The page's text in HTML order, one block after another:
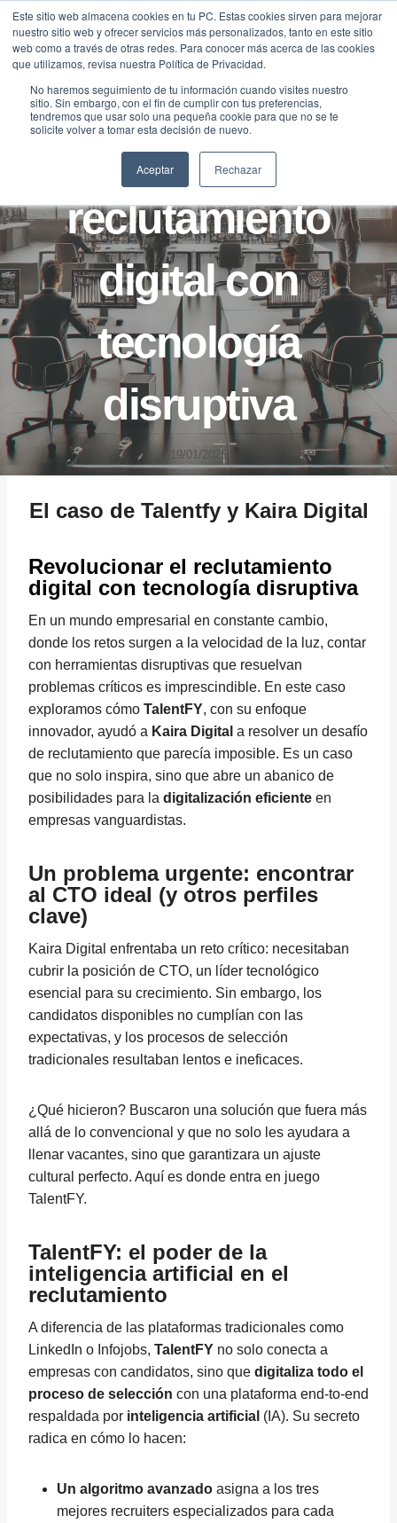
Este sitio web almacena cookies en tu PC. Estas cookies sirven para mejorar
nuestro sitio web y ofrecer servicios más personalizados, tanto en este sitio
web como a través de otras redes. Para conocer más acerca de las cookies
que utilizamos, revisa nuestra Política de Privacidad.
No haremos seguimiento de tu información cuando visites nuestro
sitio. Sin embargo, con el fin de cumplir con tus preferencias,
tendremos que usar solo una pequeña cookie para que no se te
solicite volver a tomar esta decisión de nuevo.
Aceptar Rechazar
Saltar
contenido
CASOS
Revolucionar el
reclutamiento
digital con
tecnología
disruptiva
19/01/2025
El caso de Talentfy y Kaira Digital
Revolucionar el reclutamiento
digital con tecnología disruptiva
En un mundo empresarial en constante cambio,
donde los retos surgen a la velocidad de la luz, contar
con herramientas disruptivas que resuelvan
problemas críticos es imprescindible. En este caso
exploramos cómo TalentFY, con su enfoque
innovador, ayudó a Kaira Digital a resolver un desafío
de reclutamiento que parecía imposible. Es un caso
que no solo inspira, sino que abre un abanico de
posibilidades para la digitalización eficiente en
empresas vanguardistas.
Un problema urgente: encontrar
al CTO ideal (y otros perfiles
clave)
Kaira Digital enfrentaba un reto crítico: necesitaban
cubrir la posición de CTO, un líder tecnológico
esencial para su crecimiento. Sin embargo, los
candidatos disponibles no cumplían con las
expectativas, y los procesos de selección
tradicionales resultaban lentos e ineficaces.
¿Qué hicieron? Buscaron una solución que fuera más
allá de lo convencional y que no solo les ayudara a
llenar vacantes, sino que garantizara un ajuste
cultural perfecto. Aquí es donde entra en juego
TalentFY.
TalentFY: el poder de la
inteligencia artificial en el
reclutamiento
A diferencia de las plataformas tradicionales como
LinkedIn o Infojobs, TalentFY no solo conecta a
empresas con candidatos, sino que digitaliza todo el
proceso de selección con una plataforma end-to-end
respaldada por inteligencia artificial (IA). Su secreto
radica en cómo lo hacen:
Un algoritmo avanzado asigna a los tres
mejores recruiters especializados para cada
Traducir »